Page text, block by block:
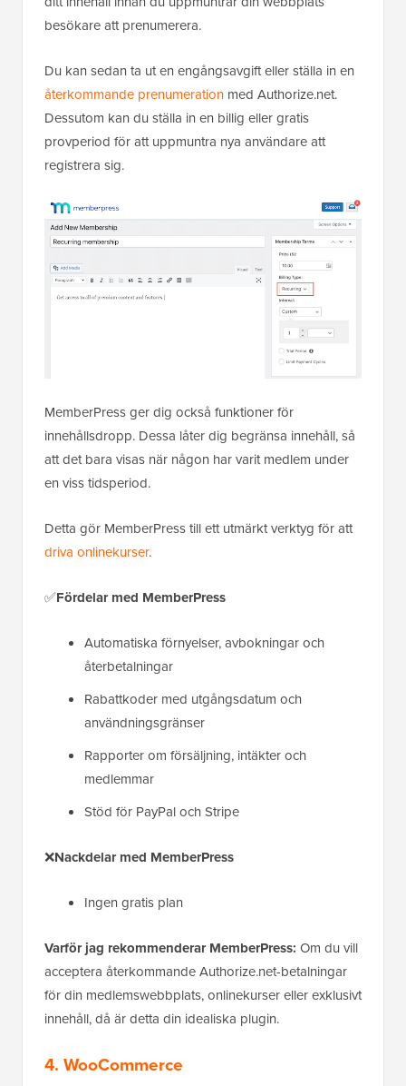
besökare att prenumerera.
Du kan sedan ta ut en engångsavgift eller ställa in en
återkommande prenumeration med Authorize.net.
Dessutom kan du ställa in en billig eller gratis
provperiod för att uppmuntra nya användare att
registrera sig.
MemberPress ger dig också funktioner för
innehållsdropp. Dessa låter dig begränsa innehåll, så
att det bara visas när någon har varit medlem under
en viss tidsperiod.
Detta gör MemberPress till ett utmärkt verktyg för att
driva onlinekurser.
✅Fördelar med MemberPress
Automatiska förnyelser, avbokningar och
återbetalningar
Rabattkoder med utgångsdatum och
användningsgränser
Rapporter om försäljning, intäkter och
medlemmar
Stöd för PayPal och Stripe
❌Nackdelar med MemberPress
Ingen gratis plan
Varför jag rekommenderar MemberPress: Om du vill
acceptera återkommande Authorize.net-betalningar
för din medlemswebbplats, onlinekurser eller exklusivt
innehåll, då är detta din idealiska plugin.
4. WooCommerce